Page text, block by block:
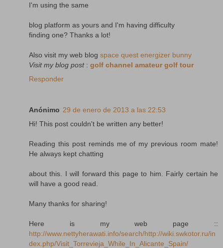
I'm using the same
blog platform as yours and I'm having difficulty
finding one? Thanks a lot!
Also visit my web blog space quest energizer bunny
Visit my blog post: golf channel amateur golf tour
Responder
Anónimo 29 de enero de 2013 a las 22:53
Hi! This post couldn't be written any better!
Reading this post reminds me of my previous room mate!
He always kept chatting
about this. I will forward this page to him. Fairly certain he
will have a good read.
Many thanks for sharing!
Here is my web page ::
http://www.nettyherawati.info/search/http://wiki.swkotor.ru/in
dex.php/Visit_Torrevieja_While_In_Alicante_Spain/